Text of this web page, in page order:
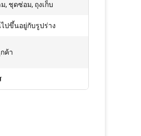
ม, ชุดซ่อม, ถุงเก็บ
ปขึ้นอยู่กับรูปร่าง
ค้า